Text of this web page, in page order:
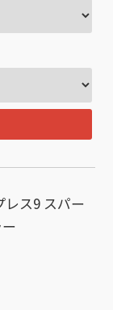
レス9 スパー